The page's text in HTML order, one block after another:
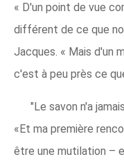
« D'un point de vue
différent de ce que
Jacques. « Mais d'un
c'est à peu près ce
"Le savon n'a
«Et ma première
être une mutilation –